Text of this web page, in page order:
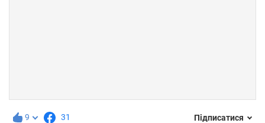
9 31 Підписатися